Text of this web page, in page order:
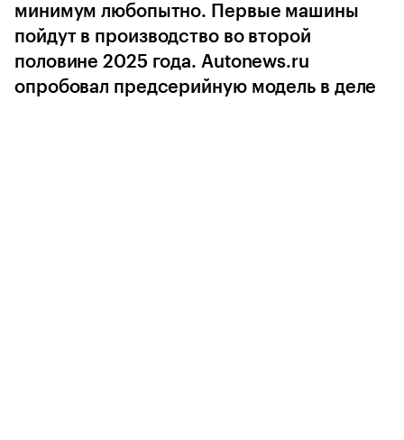
минимум любопытно. Первые машины
пойдут в производство во второй
половине 2025 года. Autonews.ru
опробовал предсерийную модель в деле